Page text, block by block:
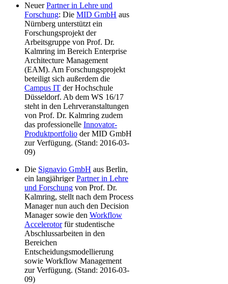
NeuerPartner in Lehre und
Forschung: Die MID GmbH aus
Nürnberg unterstützt ein
Forschungsprojekt der
Arbeitsgruppe von Prof. Dr.
Kalmring im Bereich Enterprise
Architecture Management
(EAM). Am Forschungsprojekt
beteiligt sich außerdem die
Campus IT der Hochschule
Düsseldorf. Ab dem WS 16/17
steht in den Lehrveranstaltungen
von Prof. Dr. Kalmring zudem
das professionelle Innovator-
Produktportfolio der MID GmbH
zur Verfügung. (Stand: 2016-03-
09)
Die Signavio GmbH aus Berlin,
ein langjährigerPartner in Lehre
und Forschung von Prof. Dr.
Kalmring, stellt nach dem Process
Manager nun auch den Decision
Manager sowie den Workflow
Accelerotorfür studentische
Abschlussarbeiten in den
Bereichen
Entscheidungsmodellierung
sowie Workflow Management
zur Verfügung. (Stand: 2016-03-
09)